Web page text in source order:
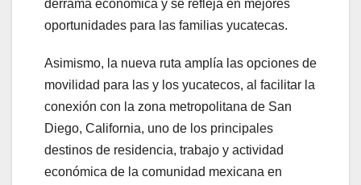
derrama económica y se refleja en mejores
oportunidades para las familias yucatecas.
Asimismo, la nueva ruta amplía las opciones de
movilidad para las y los yucatecos, al facilitar la
conexión con la zona metropolitana de San
Diego, California, uno de los principales
destinos de residencia, trabajo y actividad
económica de la comunidad mexicana en